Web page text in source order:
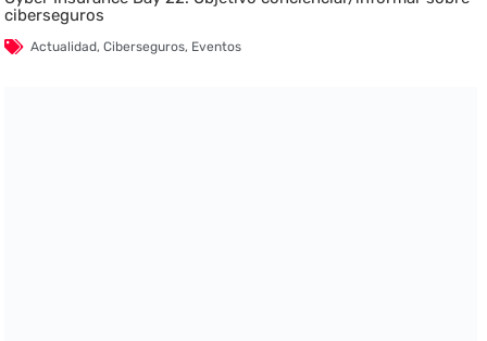
ciberseguros
Actualidad,Ciberseguros, Eventos